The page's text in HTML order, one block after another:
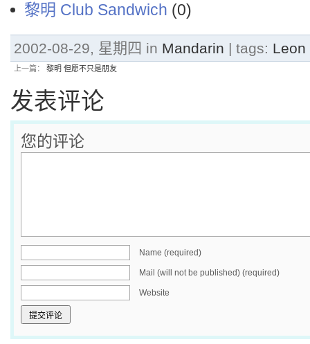
黎明 Club Sandwich (0)
2002-08-29, 星期四 in Mandarin | tags: Leon
上一篇： 黎明 但愿不只是朋友
发表评论
您的评论
Name (required)
Mail (will not be published) (required)
Website